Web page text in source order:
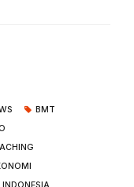
BMT